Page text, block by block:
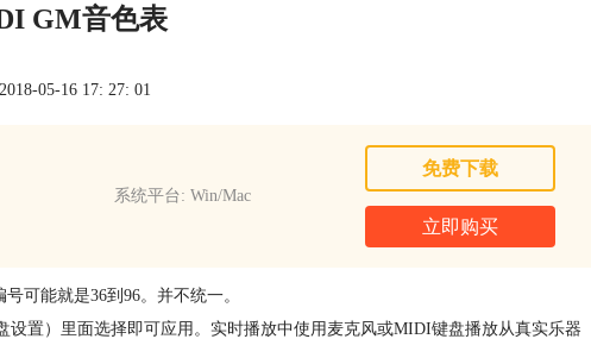
GM音色表
05-16 17: 27: 01
系统平台: Win/Mac
免费下载
立即购买
可能就是36到96。并不统一。
置）里面选择即可应用。实时播放中使用麦克风或MIDI键盘播放从真实乐器